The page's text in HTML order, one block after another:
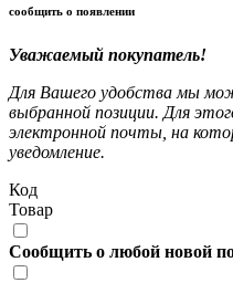
сообщить о появлении
Уважаемый покупатель!
Для Вашего удобства мы
выбранной позиции. Для
электронной почты, на
уведомление.
Код
Товар
Сообщить о любой новой